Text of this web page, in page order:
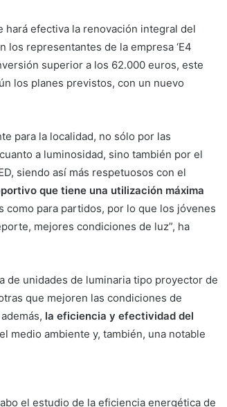
hará efectiva la renovación integral del
los representantes de la empresa ‘E4
superior a los 62.000 euros, este
los planes previstos, con un nuevo
para la localidad, no sólo por las
a luminosidad, sino también por el
siendo así más respetuosos con el
que tiene una utilización máxima
como para partidos, por lo que los jóvenes
mejores condiciones de luz”, ha
de unidades de luminaria tipo proyector de
que mejoren las condiciones de
la eficiencia y efectividad del
medio ambiente y, también, una notable
el estudio de la eficiencia energética de